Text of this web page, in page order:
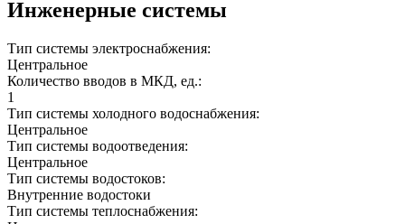
Инженерные системы
Тип системы электроснабжения:
Центральное
Количество вводов в МКД, ед.:
1
Тип системы холодного водоснабжения:
Центральное
Тип системы водоотведения:
Центральное
Тип системы водостоков:
Внутренние водостоки
Тип системы теплоснабжения: